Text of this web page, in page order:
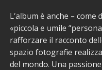
L’album è anche – come
«piccola e umile
rafforzare il racconto
spazio fotografie
del mondo. Una